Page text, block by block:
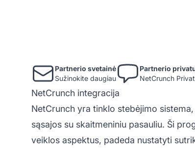
Partnerio svetainė
Sužinokite daugiau
Partnerio
NetCrunch
NetCrunch integracija
NetCrunch yra tinklo stebėjimo
sąsajos su skaitmeniniu pasauliu. Ši
veiklos aspektus, padeda nustatyti